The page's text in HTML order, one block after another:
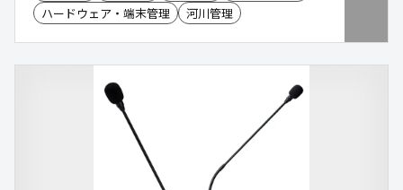
ハードウェア・端末管理
河川管理